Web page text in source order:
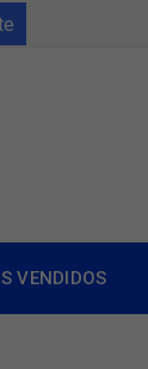
VENDIDOS